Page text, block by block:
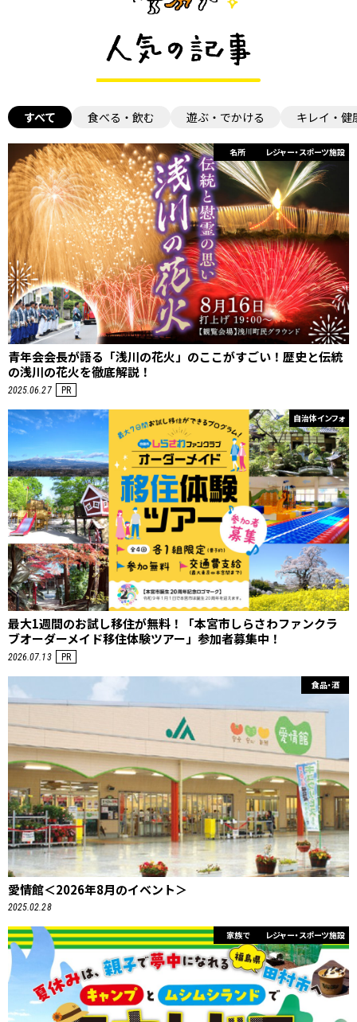
すべて 食べる・飲む 遊ぶ・でかける キレイ・健
名所 レジャー・スポーツ施設
青年会会長が語る「浅川の花火」のここがすごい！歴史と伝統
の浅川の花火を徹底解説！
2025.06.27 PR
自治体インフォ
最大1週間のお試し移住が無料！「本宮市しらさわファンクラ
ブオーダーメイド移住体験ツアー」参加者募集中！
2026.07.13 PR
食品・酒
愛情館＜2026年8月のイベント＞
2025.02.28
家族で レジャー・スポーツ施設